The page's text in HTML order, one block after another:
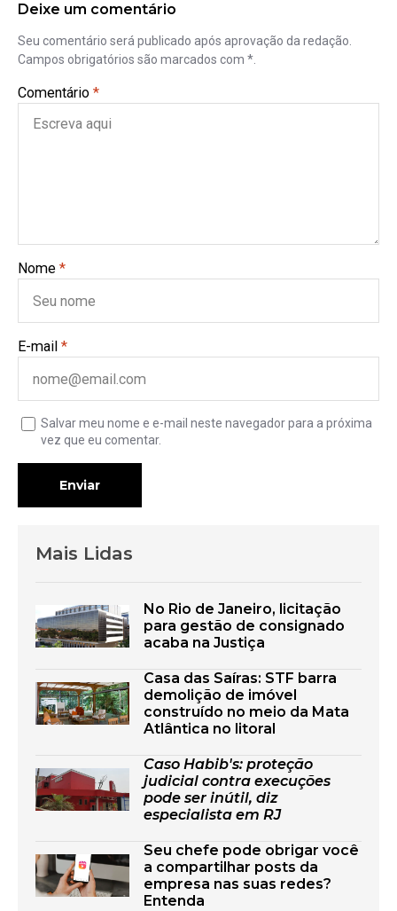
Deixe um comentário
Seu comentário será publicado após aprovação da redação.
Campos obrigatórios são marcados com *.
Comentário *
Nome *
E-mail *
Salvar meu nome e e-mail neste navegador para a próxima
vez que eu comentar.
Enviar
Mais Lidas
No Rio de Janeiro, licitação
para gestão de consignado
acaba na Justiça
Casa das Saíras: STF barra
demolição de imóvel
construído no meio da Mata
Atlântica no litoral
Caso Habib's: proteção
judicial contra execuções
pode ser inútil, diz
especialista em RJ
Seu chefe pode obrigar você
a compartilhar posts da
empresa nas suas redes?
Entenda